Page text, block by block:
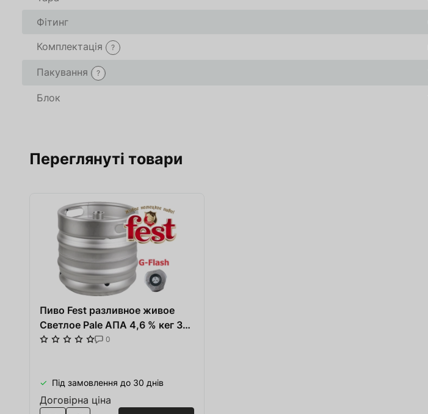
Фітинг
Комплектація
?
Пакування ?
Блок
Переглянуті товари
Пиво Fest разливное живое
Светлое Pale АПА 4,6 % кег 30
л
0
Під замовлення до 30 днів
Договірна ціна